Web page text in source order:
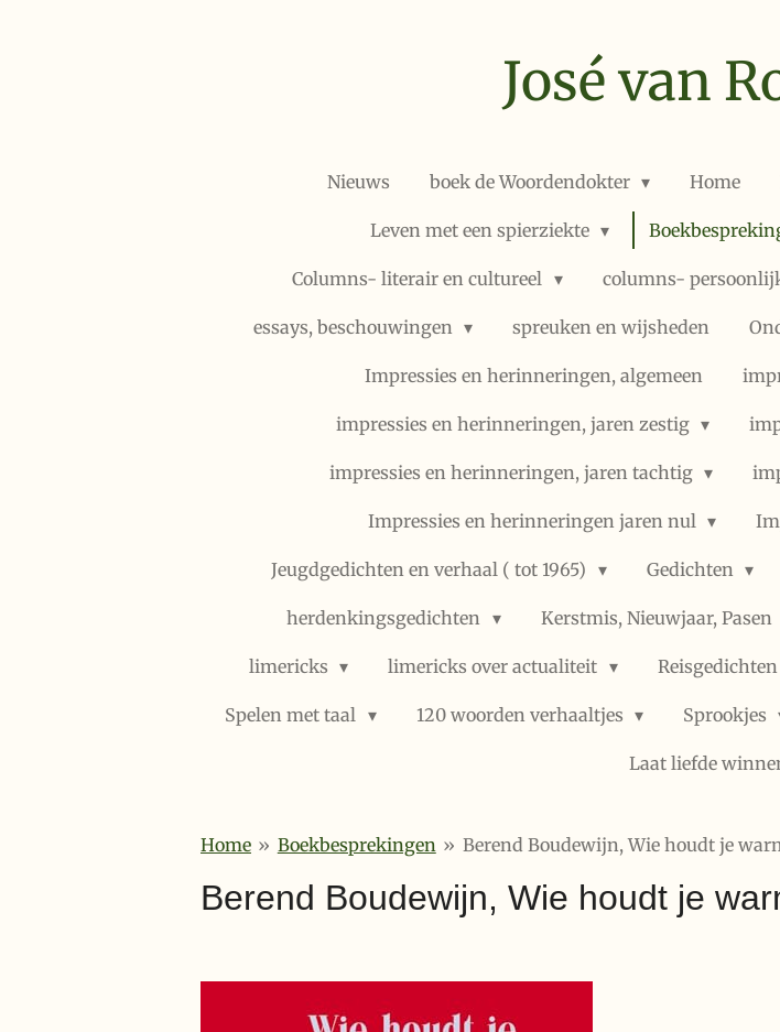
José van
Nieuws boek de Woordendokter Home
Leven met een spierziekte
Columns- literair en cultureel columns-
essays, beschouwingen spreuken en wijsheden
Impressies en herinneringen, algemeen
impressies en herinneringen, jaren zestig
impressies en herinneringen, jaren tachtig
Impressies en herinneringen jaren nul
Jeugdgedichten en verhaal ( tot 1965) Gedichten
herdenkingsgedichten Kerstmis, Nieuwjaar, Pasen
limericks limericks over actualiteit Reisgedichten
Spelen met taal 120 woorden verhaaltjes Sprookjes
Laat liefde
Home » Boekbesprekingen » Berend Boudewijn, Wie houdt je
Berend Boudewijn, Wie houdt je